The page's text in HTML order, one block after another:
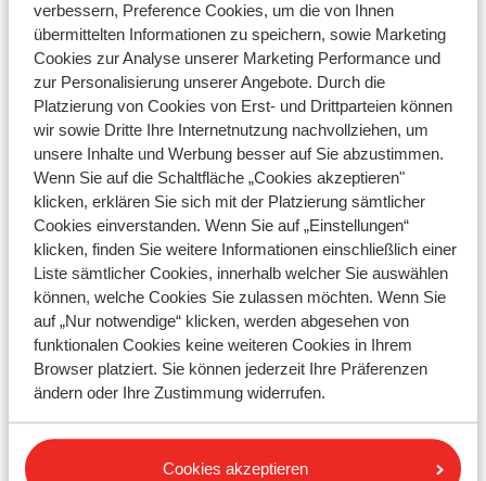
verbessern, Preference Cookies, um die von Ihnen
übermittelten Informationen zu speichern, sowie Marketing
Cookies zur Analyse unserer Marketing Performance und
zur Personalisierung unserer Angebote. Durch die
Platzierung von Cookies von Erst- und Drittparteien können
wir sowie Dritte Ihre Internetnutzung nachvollziehen, um
unsere Inhalte und Werbung besser auf Sie abzustimmen.
Wenn Sie auf die Schaltfläche „Cookies akzeptieren"
klicken, erklären Sie sich mit der Platzierung sämtlicher
Cookies einverstanden. Wenn Sie auf „Einstellungen“
klicken, finden Sie weitere Informationen einschließlich einer
Liste sämtlicher Cookies, innerhalb welcher Sie auswählen
können, welche Cookies Sie zulassen möchten. Wenn Sie
auf „Nur notwendige“ klicken, werden abgesehen von
funktionalen Cookies keine weiteren Cookies in Ihrem
Browser platziert. Sie können jederzeit Ihre Präferenzen
ändern oder Ihre Zustimmung widerrufen.
Cookies akzeptieren
Fragen zu demselben Thema
Kann ich besonderes Gepäck mitbringen?
Kann ich medizinisches Gepäck mitbringen?
Darf ich einen Rollstuhl oder ein Elektromobil im Flugzeug
mitnehmen?
Ähnliche Fragen
Wann muss ich eine medizinische Bescheinigung
mitnehmen?
Darf ich einen Rollstuhl oder ein Elektromobil im Flugzeug
mitnehmen?
Kann ich am Flughafen Unterstützung erhalten?
Eurowings - wie kann ich einen Sitzplatz reservieren?